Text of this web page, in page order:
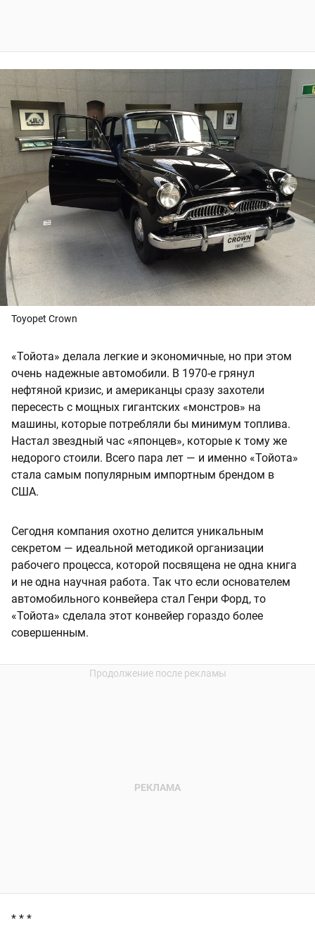
Toyopet Crown
«Тойота» делала легкие и экономичные, но при этом
очень надежные автомобили. В 1970-е грянул
нефтяной кризис, и американцы сразу захотели
пересесть с мощных гигантских «монстров» на
машины, которые потребляли бы минимум топлива.
Настал звездный час «японцев», которые к тому же
недорого стоили. Всего пара лет — и именно «Тойота»
стала самым популярным импортным брендом в
США.
Сегодня компания охотно делится уникальным
секретом — идеальной методикой организации
рабочего процесса, которой посвящена не одна книга
и не одна научная работа. Так что если основателем
автомобильного конвейера стал Генри Форд, то
«Тойота» сделала этот конвейер гораздо более
совершенным.
* * *